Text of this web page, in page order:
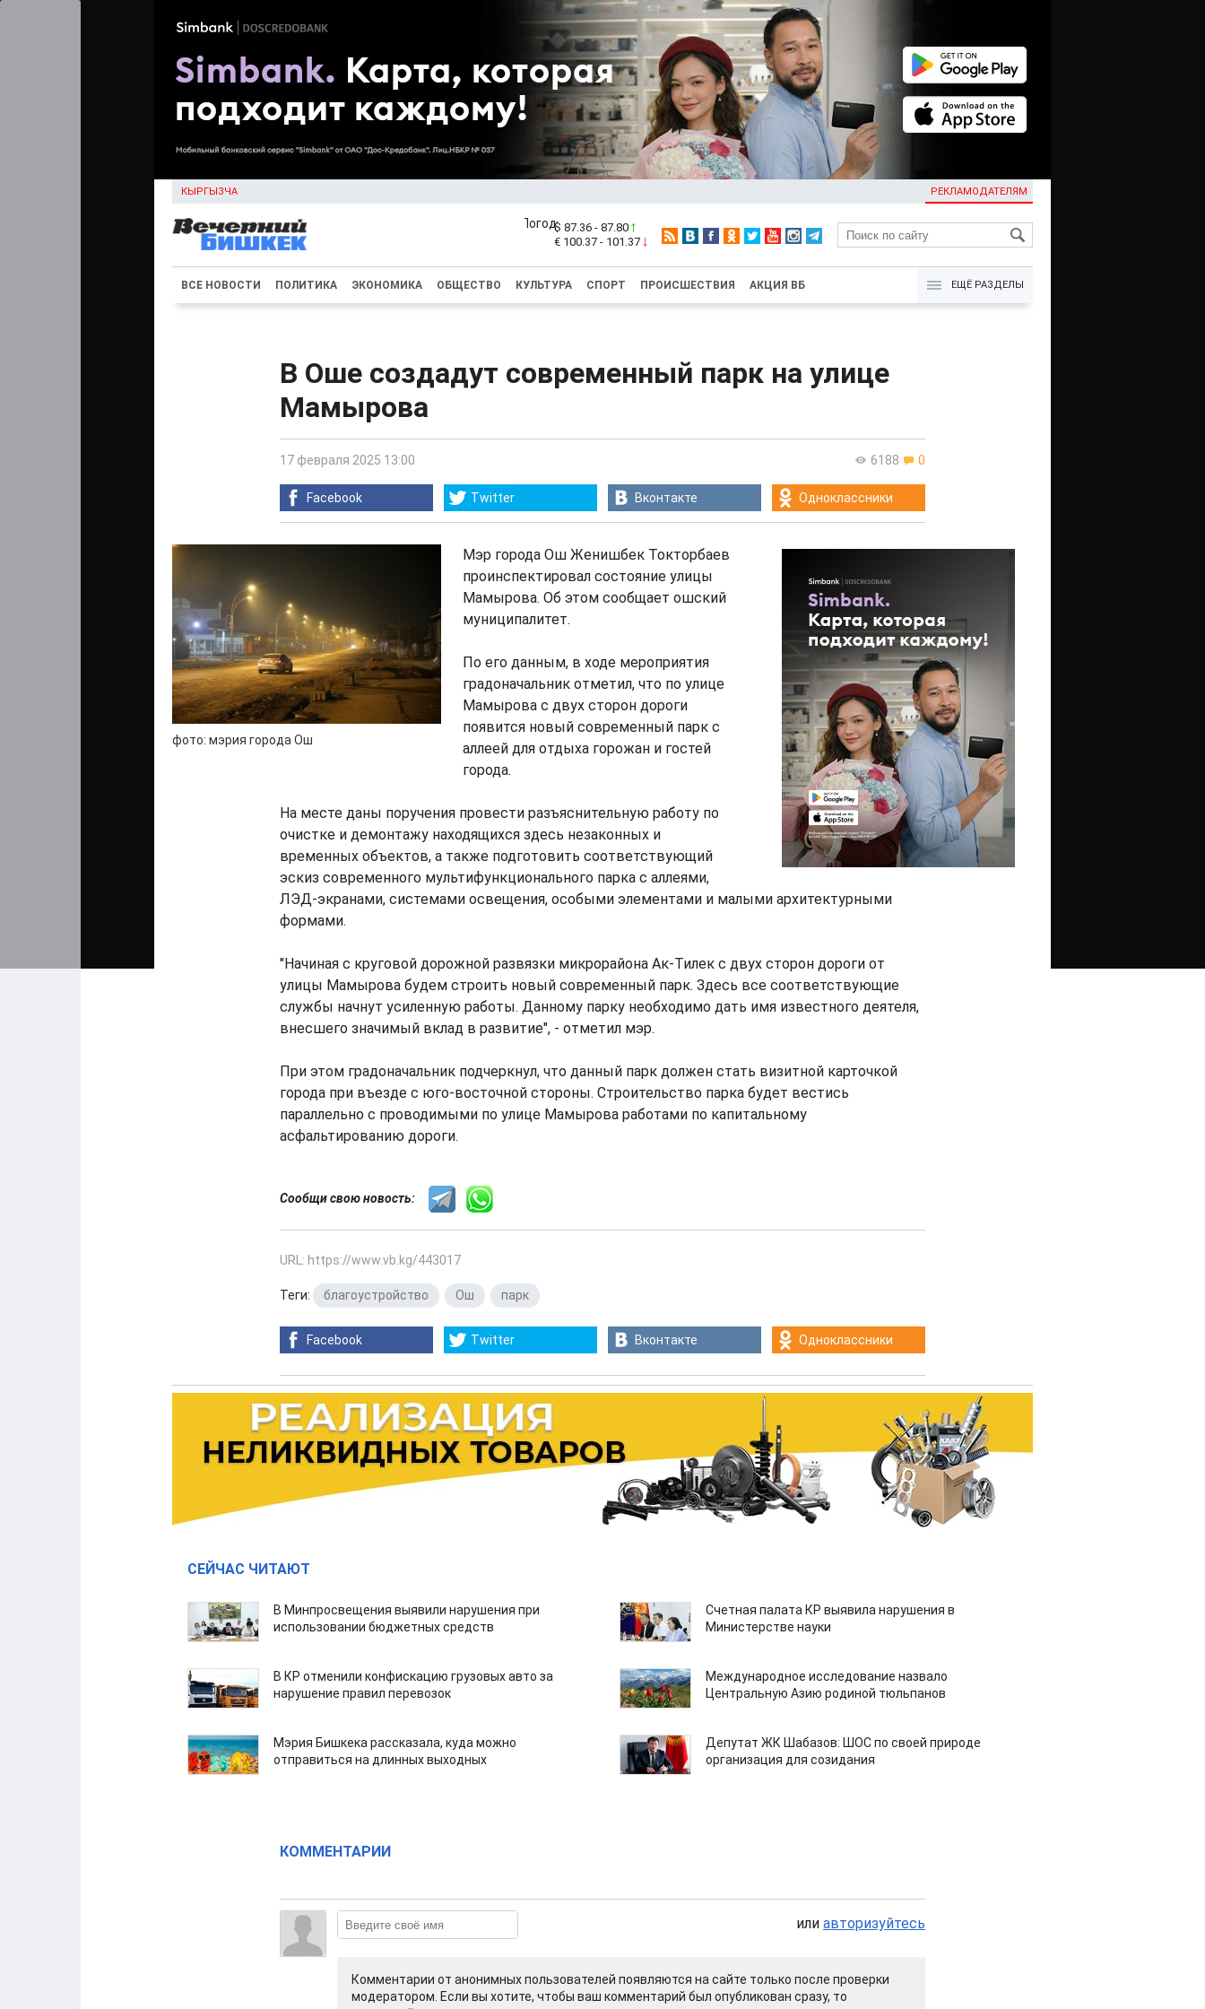
КЫРГЫЗЧА РЕКЛАМОДАТЕЛЯМ
KG
$ 87.36 - 87.80
€ 100.37 - 101.37
ВСЕ НОВОСТИ ПОЛИТИКА ЭКОНОМИКА ОБЩЕСТВО КУЛЬТУРА СПОРТ ПРОИСШЕСТВИЯ АКЦИЯ ВБ ЕЩЁ РАЗДЕЛЫ
В Оше создадут современный парк на улице
Мамырова
6188 0
17 февраля 2025 13:00
Facebook Twitter Вконтакте Одноклассники
фото: мэрия города Ош
Мэр города Ош Женишбек Токторбаев
проинспектировал состояние улицы
Мамырова. Об этом сообщает ошский
муниципалитет.
По его данным, в ходе мероприятия
градоначальник отметил, что по улице
Мамырова с двух сторон дороги
появится новый современный парк с
аллеей для отдыха горожан и гостей
города.
На месте даны поручения провести разъяснительную работу по
очистке и демонтажу находящихся здесь незаконных и
временных объектов, а также подготовить соответствующий
эскиз современного мультифункционального парка с аллеями,
ЛЭД-экранами, системами освещения, особыми элементами и малыми архитектурными
формами.
"Начиная с круговой дорожной развязки микрорайона Ак-Тилек с двух сторон дороги от
улицы Мамырова будем строить новый современный парк. Здесь все соответствующие
службы начнут усиленную работы. Данному парку необходимо дать имя известного деятеля,
внесшего значимый вклад в развитие", - отметил мэр.
При этом градоначальник подчеркнул, что данный парк должен стать визитной карточкой
города при въезде с юго-восточной стороны. Строительство парка будет вестись
параллельно с проводимыми по улице Мамырова работами по капитальному
асфальтированию дороги.
Сообщи свою новость:
URL: https://www.vb.kg/443017
Теги: благоустройство Ош парк
Facebook Twitter Вконтакте Одноклассники
СЕЙЧАС ЧИТАЮТ
В Минпросвещения выявили нарушения при
использовании бюджетных средств
Счетная палата КР выявила нарушения в
Министерстве науки
В КР отменили конфискацию грузовых авто за
нарушение правил перевозок
Международное исследование назвало
Центральную Азию родиной тюльпанов
Мэрия Бишкека рассказала, куда можно
отправиться на длинных выходных
Депутат ЖК Шабазов: ШОС по своей природе
организация для созидания
КОММЕНТАРИИ
или авторизуйтесь
Комментарии от анонимных пользователей появляются на сайте только после проверки
модератором. Если вы хотите, чтобы ваш комментарий был опубликован сразу, то